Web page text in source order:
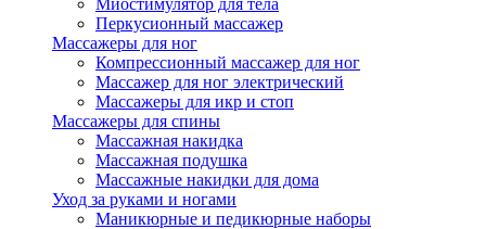
Миостимулятор для тела
Перкусионный массажер
Массажеры для ног
Компрессионный массажер для ног
Массажер для ног электрический
Массажеры для икр и стоп
Массажеры для спины
Массажная накидка
Массажная подушка
Массажные накидки для дома
Уход за руками и ногами
Маникюрные и педикюрные наборы